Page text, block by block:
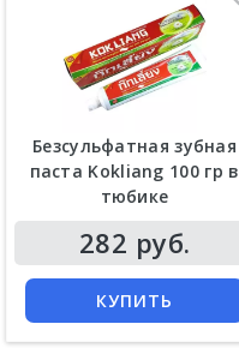
Безсульфатная зубная
паста Kokliang 100 гр в
тюбике
282 руб.
КУПИТЬ